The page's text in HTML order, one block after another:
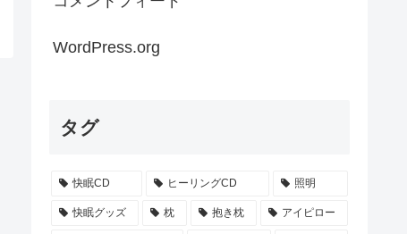
WordPress.org
タグ
快眠CD ヒーリングCD 照明
快眠グッズ 枕 抱き枕 アイピロー